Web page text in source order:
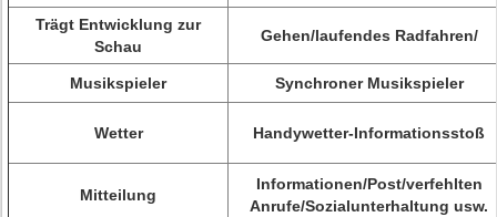
Trägt Entwicklung zur
Schau
Gehen/laufendes Radfahren/
Musikspieler Synchroner Musikspieler
Wetter Handywetter-Informationsstoß
Mitteilung
Informationen/Post/verfehlten
Anrufe/Sozialunterhaltung usw.